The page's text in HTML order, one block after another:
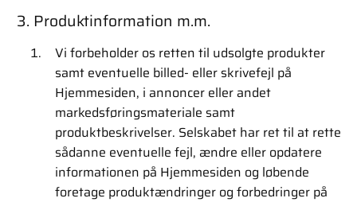
3. Produktinformation m.m.
Vi forbeholder os retten til udsolgte produkter
samt eventuelle billed- eller skrivefejl på
Hjemmesiden, i annoncer eller andet
markedsføringsmateriale samt
produktbeskrivelser. Selskabet har ret til at rette
sådanne eventuelle fejl, ændre eller opdatere
informationen på Hjemmesiden og løbende
foretage produktændringer og forbedringer på